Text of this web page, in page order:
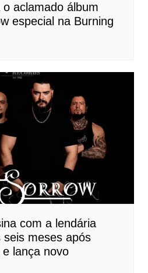
aclamado álbum
especial na Burning
com a lendária
seis meses após
lança novo